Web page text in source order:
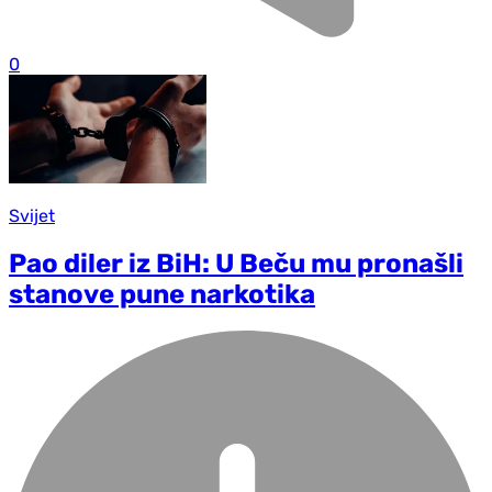
0
Svijet
Pao diler iz BiH: U Beču mu pronašli
stanove pune narkotika